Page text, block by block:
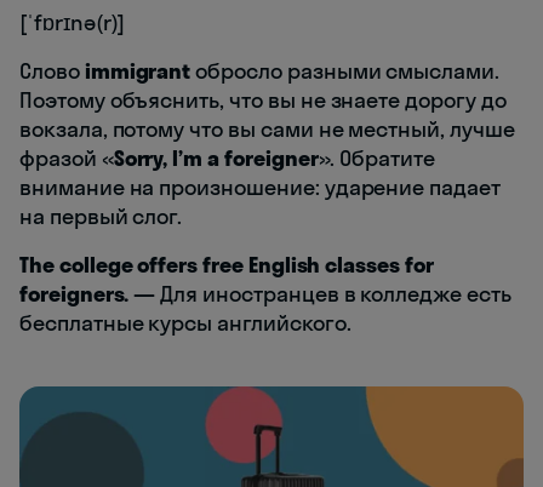
[ˈfɒrɪnə(r)]
Словоimmigrantобросло разными смыслами.
Поэтому объяснить, что вы не знаете дорогу до
вокзала, потому что вы сами не местный, лучше
фразой «Sorry, I’m a foreigner». Обратите
внимание на произношение: ударение падает
на первый слог.
The college offers free English classes for
foreigners. —Для иностранцев в колледже есть
бесплатные курсы английского.